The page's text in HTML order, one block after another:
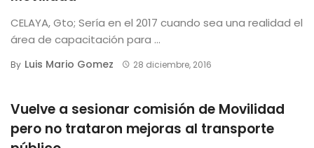
CELAYA, Gto; Sería en el 2017 cuando sea una realidad el
área de capacitación para ...
By Luis Mario Gomez 28 diciembre, 2016
Vuelve a sesionar comisión de Movilidad
pero no trataron mejoras al transporte